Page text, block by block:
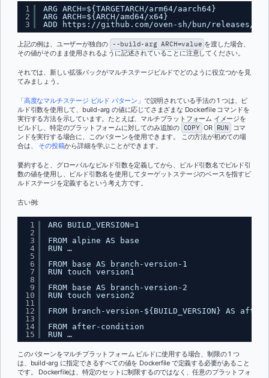
1
2
3
ARG ARCH=${TARGETARCH/arm64/aarch64}
ARG ARCH=${ARCH/amd64/x64}
ADD
https://github.com/oven-sh/bun/releases/
上記の例は、ユーザーが独自の --build-arg ARCH=value を渡した場合、
その値がそのまま使用されるように記述されていることに注意してください。
それでは、新しい拡張パックがマルチステージビルドでどのように役立つかを見
てみましょう。
「高度なマルチステージ ビルド パターン」 で説明されている手法の 1 つは、ビ
ルド引数を使用して、build-arg の値に応じてさまざまな Dockerfile コマンドを
実行する方法を示しています。たとえば、マルチプラットフォーム イメージを
ビルドし、特定のプラットフォームに対してのみ追加の COPY OR RUN
コマ
ンドを実行する場合に、このパターンを使用できます。 この方法が初めての場
合は、 その投稿から詳細を学ぶことができます。
要約すると、グローバルなビルド引数を定義してから、ビルド引数名でビルド引
数の値を使用し、ビルド引数名を使用してターゲットステージのベースを指すビ
ルドステージを定義するという考え方です。
古い例:
1
2
3
4
5
6
7
8
9
10
11
12
13
14
15
ARG BUILD_VERSION=1
FROM alpine AS base
RUN …
FROM base AS branch-version-1
RUN touch version1
FROM base AS branch-version-2
RUN touch version2
FROM branch-version-${BUILD_VERSION} AS
FROM after-condition
RUN …
このパターンをマルチプラットフォーム ビルドに使用する場合、制限の 1 つ
は、build-arg に指定できるすべての値を Dockerfile で定義する必要があること
です。 Dockerfileは、特定のセットに制限するのではなく、任意のプラットフォ